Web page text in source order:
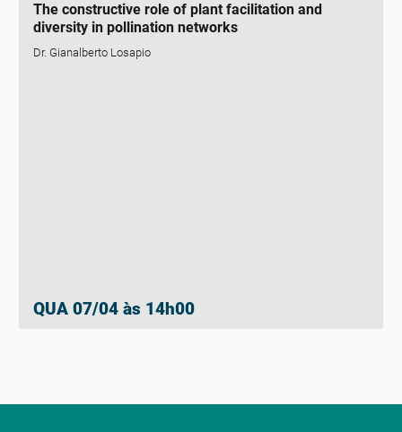
The constructive role of plant facilitation and
diversity in pollination networks
Dr. Gianalberto Losapio
QUA 07/04 às 14h00